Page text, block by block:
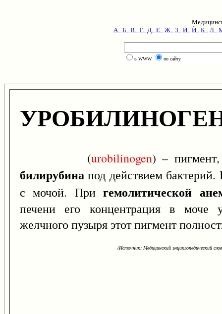
А.. Б.. В.. Г.. Д.. Е.. Ж.. З.. И.. Й.. К.. Л..
в WWW по сайту
(urobilinogen) –
билирубина под действием бактерий.
с мочой. Пригемолитической
печени его концентрация в моче
желчного пузыря этот пигмент
(Источник: Медицинский энциклопедический